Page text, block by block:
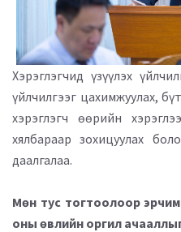
Хэрэглэгчид үзүүлэх
үйлчилгээг цахимжуулах,
хэрэглэгч өөрийн
хялбараар зохицуулах
даалгалаа.
Мөн тус тогтоолоор
оны өвлийн оргил